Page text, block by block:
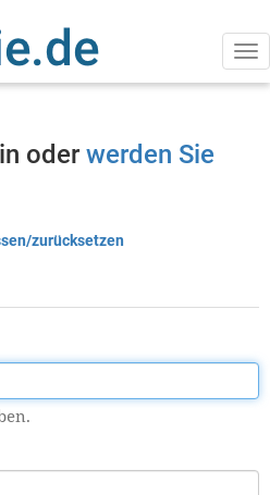
oder werden Sie
zurücksetzen